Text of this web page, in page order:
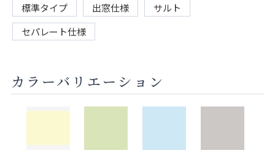
標準タイプ 出窓仕様
サルト
セパレート仕様
カラーバリエーション